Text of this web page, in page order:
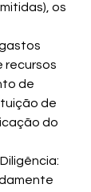
os
recursos
de
de
do